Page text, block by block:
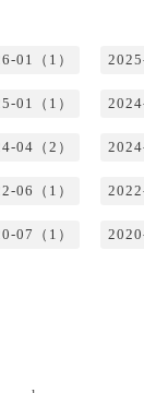
01（1）
01（1）
04（2）
06（1）
07（1）